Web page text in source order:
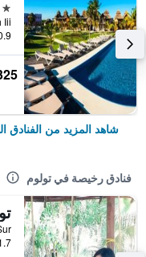
4 نجوم
0.9 كيلومتر عن
325
شاهد المزيد من الفنادق
فنادق رخيصة في تولوم
1.7 كيلومتر عن وسط